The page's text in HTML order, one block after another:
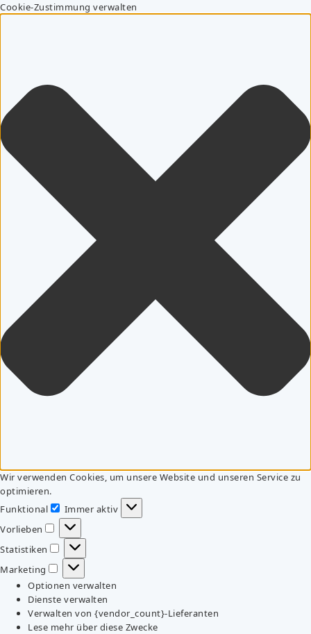
Cookie-Zustimmung verwalten
Wir verwenden Cookies, um unsere Website und unseren Service zu
optimieren.
Funktional
Funktional
Immer aktiv
Vorlieben
Vorlieben
Statistiken
Statistiken
Marketing
Marketing
Optionen verwalten
Dienste verwalten
Verwalten von {vendor_count}-Lieferanten
Lese mehr über diese Zwecke